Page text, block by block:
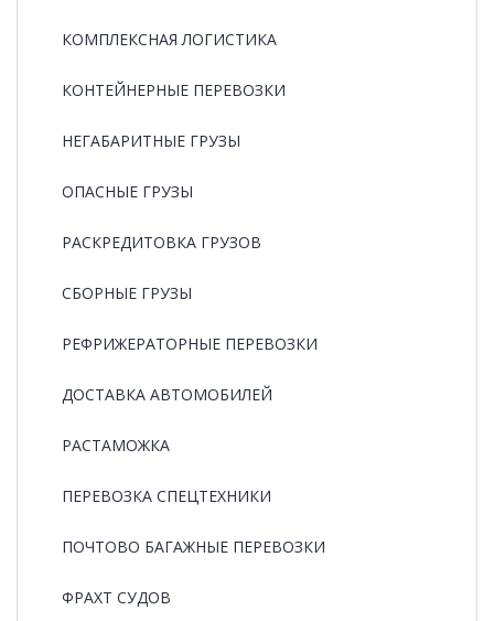
КОМПЛЕКСНАЯ ЛОГИСТИКА
КОНТЕЙНЕРНЫЕ ПЕРЕВОЗКИ
НЕГАБАРИТНЫЕ ГРУЗЫ
ОПАСНЫЕ ГРУЗЫ
РАCКРЕДИТОВКА ГРУЗОВ
СБОРНЫЕ ГРУЗЫ
РЕФРИЖЕРАТОРНЫЕ ПЕРЕВОЗКИ
ДОСТАВКА АВТОМОБИЛЕЙ
РАСТАМОЖКА
ПЕРЕВОЗКА СПЕЦТЕХНИКИ
ПОЧТОВО БАГАЖНЫЕ ПЕРЕВОЗКИ
ФРАХТ СУДОВ